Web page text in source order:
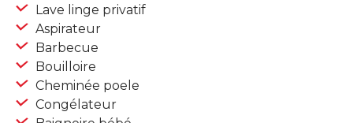
Lave linge privatif
Aspirateur
Barbecue
Bouilloire
Cheminée poele
Congélateur